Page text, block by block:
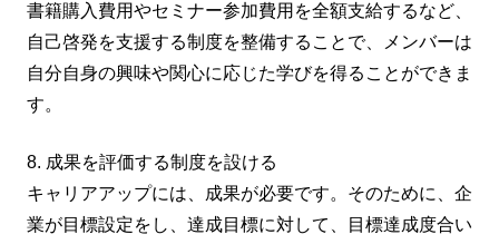
書籍購入費用やセミナー参加費用を全額支給するなど、
自己啓発を支援する制度を整備することで、メンバーは
自分自身の興味や関心に応じた学びを得ることができま
す。
8. 成果を評価する制度を設ける
キャリアアップには、成果が必要です。そのために、企
業が目標設定をし、達成目標に対して、目標達成度合い